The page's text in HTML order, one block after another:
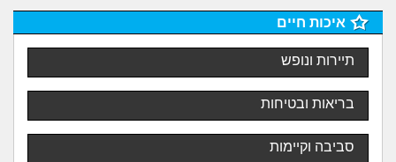
איכות חיים
תיירות ונופש
בריאות ובטיחות
סביבה וקיימות